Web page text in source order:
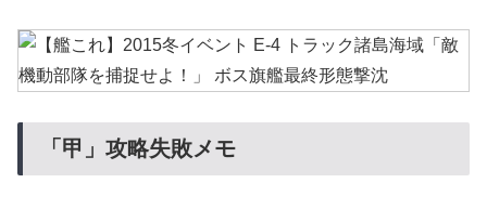
「甲」攻略失敗メモ